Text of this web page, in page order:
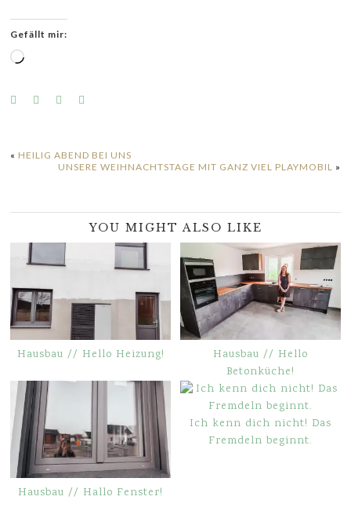
Gefällt mir:
Wird
« HEILIG ABEND BEI UNS
UNSERE WEIHNACHTSTAGE MIT GANZ VIEL PLAYMOBIL »
YOU MIGHT ALSO LIKE
Hausbau // Hello Heizung!
Hausbau // Hello
Betonküche!
Hausbau // Hallo Fenster!
Ich kenn dich nicht! Das
Fremdeln beginnt.